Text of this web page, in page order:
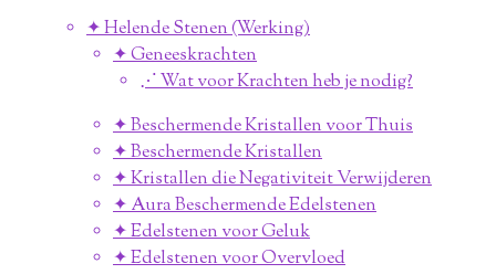
✦ Helende Stenen (Werking)
✦ Geneeskrachten
⋰ Wat voor Krachten heb je nodig?
✦ Beschermende Kristallen voor Thuis
✦ Beschermende Kristallen
✦ Kristallen die Negativiteit Verwijderen
✦ Aura Beschermende Edelstenen
✦ Edelstenen voor Geluk
✦ Edelstenen voor Overvloed